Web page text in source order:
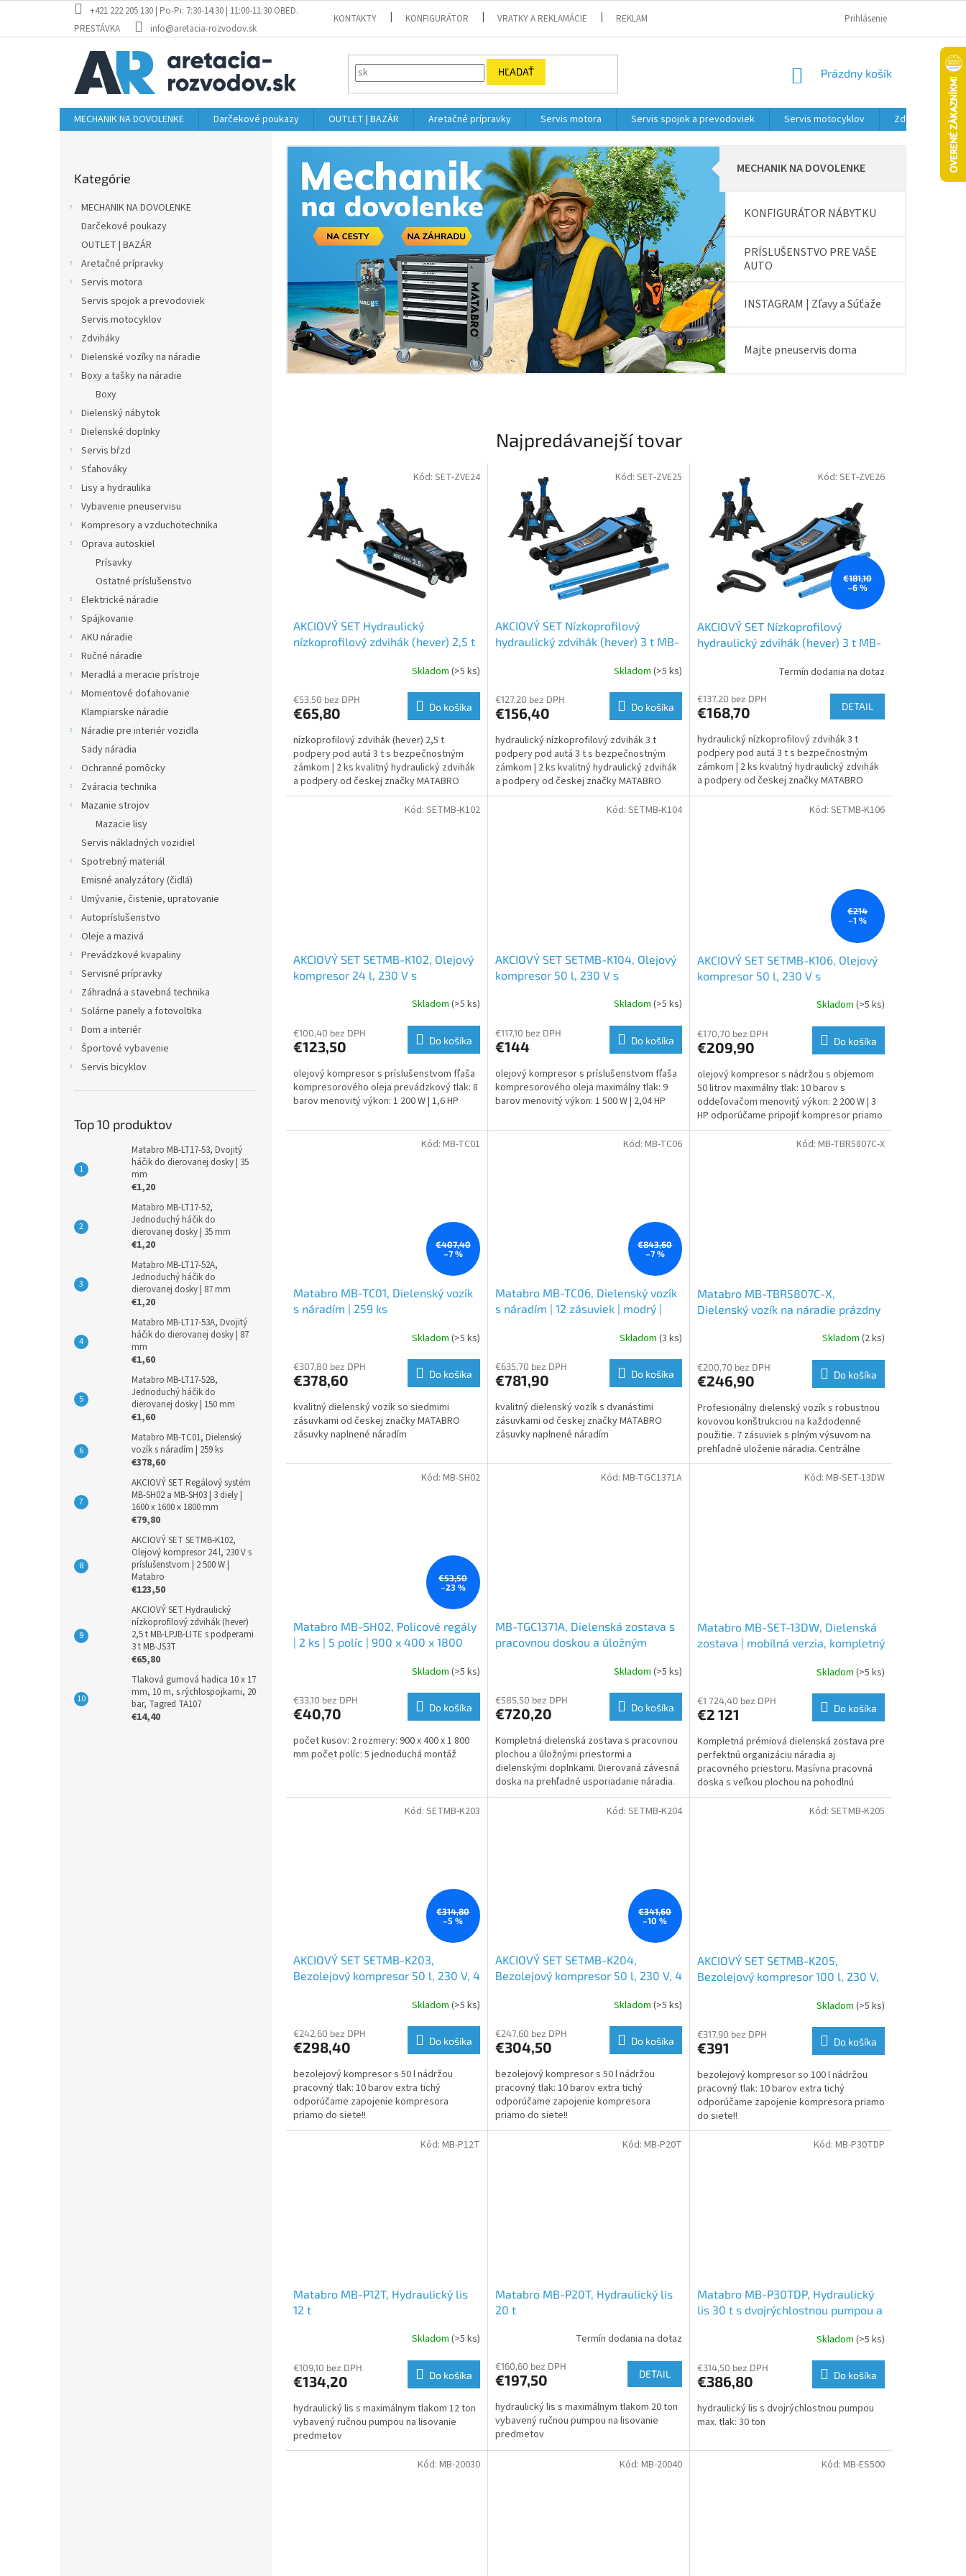
obsah
+421 222 205 130 | Po-Pi: 7:30-14:30 | 11:00-11:30 OBED.
PRESTÁVKA
info@aretacia-rozvodov.sk
KONTAKTY KONFIGURÁTOR VRATKY A REKLAMÁCIE REKLAMAČNÝ PORIADOK A PODMIENKY OBCHODNÉ PODMIENKY
Prihlásenie
HĽADAŤ
NÁKUPNÝ
Prázdny košík
MECHANIK NA DOVOLENKE Darčekové poukazy OUTLET | BAZÁR Aretačné prípravky Servis motora Servis spojok a prevodoviek Servis motocyklov Zdviháky
kategórie
Kategórie
MECHANIK NA DOVOLENKE
Darčekové poukazy
OUTLET | BAZÁR
Aretačné prípravky
Servis motora
Servis spojok a prevodoviek
Servis motocyklov
Zdviháky
Dielenské vozíky na náradie
Boxy a tašky na náradie
Boxy
Dielenský nábytok
Dielenské doplnky
Servis bŕzd
Sťahováky
Lisy a hydraulika
Vybavenie pneuservisu
Kompresory a vzduchotechnika
Oprava autoskiel
Prísavky
Ostatné príslušenstvo
Elektrické náradie
Spájkovanie
AKU náradie
Ručné náradie
Meradlá a meracie prístroje
Momentové doťahovanie
Klampiarske náradie
Náradie pre interiér vozidla
Sady náradia
Ochranné pomôcky
Zváracia technika
Mazanie strojov
Mazacie lisy
Servis nákladných vozidiel
Spotrebný materiál
Emisné analyzátory (čidlá)
Umývanie, čistenie, upratovanie
Autopríslušenstvo
Oleje a mazivá
Prevádzkové kvapaliny
Servisné prípravky
Záhradná a stavebná technika
Solárne panely a fotovoltika
Dom a interiér
Športové vybavenie
Servis bicyklov
Top 10 produktov
Matabro MB-LT17-53, Dvojitý
háčik do dierovanej dosky | 35
mm
€1,20
Matabro MB-LT17-52,
Jednoduchý háčik do
dierovanej dosky | 35 mm
€1,20
Matabro MB-LT17-52A,
Jednoduchý háčik do
dierovanej dosky | 87 mm
€1,20
Matabro MB-LT17-53A, Dvojitý
háčik do dierovanej dosky | 87
mm
€1,60
Matabro MB-LT17-52B,
Jednoduchý háčik do
dierovanej dosky | 150 mm
€1,60
Matabro MB-TC01, Dielenský
vozík s náradím | 259 ks
€378,60
AKCIOVÝ SET Regálový systém
MB-SH02 a MB-SH03 | 3 diely |
1600 x 1600 x 1800 mm
€79,80
AKCIOVÝ SET SETMB-K102,
Olejový kompresor 24 l, 230 V s
príslušenstvom | 2 500 W |
Matabro
€123,50
AKCIOVÝ SET Hydraulický
nízkoprofilový zdvihák (hever)
2,5 t MB-LPJB-LITE s podperami
3 t MB-JS3T
€65,80
Tlaková gumová hadica 10 x 17
mm, 10 m, s rýchlospojkami, 20
bar, Tagred TA107
€14,40
MECHANIK NA DOVOLENKE
KONFIGURÁTOR NÁBYTKU
PRÍSLUŠENSTVO PRE VAŠE
AUTO
INSTAGRAM | Zľavy a Súťaže
Majte pneuservis doma
Najpredávanejší tovar
AKCIOVÝ SET Hydraulický
nízkoprofilový zdvihák (hever) 2,5 t
Skladom (>5 ks)
€53,50 bez DPH
€65,80 Do košíka
nízkoprofilový zdvihák (hever) 2,5 t
podpery pod autá 3 t s bezpečnostným
zámkom | 2 ks kvalitný hydraulický zdvihák
a podpery od českej značky MATABRO
Kód: SET-ZVE24
AKCIOVÝ SET Nízkoprofilový
hydraulický zdvihák (hever) 3 t MB-
Skladom (>5 ks)
€127,20 bez DPH
€156,40 Do košíka
hydraulický nízkoprofilový zdvihák 3 t
podpery pod autá 3 t s bezpečnostným
zámkom | 2 ks kvalitný hydraulický zdvihák
a podpery od českej značky MATABRO
Kód: SET-ZVE25
€181,10
–6 %
AKCIOVÝ SET Nízkoprofilový
hydraulický zdvihák (hever) 3 t MB-
Termín dodania na dotaz
€137,20 bez DPH
€168,70 DETAIL
hydraulický nízkoprofilový zdvihák 3 t
podpery pod autá 3 t s bezpečnostným
zámkom | 2 ks kvalitný hydraulický zdvihák
a podpery od českej značky MATABRO
Kód: SET-ZVE26
AKCIOVÝ SET SETMB-K102, Olejový
kompresor 24 l, 230 V s
Skladom (>5 ks)
€100,40 bez DPH
€123,50 Do košíka
olejový kompresor s príslušenstvom fľaša
kompresorového oleja prevádzkový tlak: 8
barov menovitý výkon: 1 200 W | 1,6 HP
Kód: SETMB-K102
AKCIOVÝ SET SETMB-K104, Olejový
kompresor 50 l, 230 V s
Skladom (>5 ks)
€117,10 bez DPH
€144 Do košíka
olejový kompresor s príslušenstvom fľaša
kompresorového oleja maximálny tlak: 9
barov menovitý výkon: 1 500 W | 2,04 HP
Kód: SETMB-K104
€214
–1 %
AKCIOVÝ SET SETMB-K106, Olejový
kompresor 50 l, 230 V s
Skladom (>5 ks)
€170,70 bez DPH
€209,90 Do košíka
olejový kompresor s nádržou s objemom
50 litrov maximálny tlak: 10 barov s
oddeľovačom menovitý výkon: 2 200 W | 3
HP odporúčame pripojiť kompresor priamo
k elektrickej...
Kód: SETMB-K106
€407,40
–7 %
Matabro MB-TC01, Dielenský vozík
s náradím | 259 ks
Skladom (>5 ks)
€307,80 bez DPH
€378,60 Do košíka
kvalitný dielenský vozík so siedmimi
zásuvkami od českej značky MATABRO
zásuvky naplnené náradím
Kód: MB-TC01
€843,60
–7 %
Matabro MB-TC06, Dielenský vozík
s náradím | 12 zásuviek | modrý |
Skladom (3 ks)
€635,70 bez DPH
€781,90 Do košíka
kvalitný dielenský vozík s dvanástimi
zásuvkami od českej značky MATABRO
zásuvky naplnené náradím
Kód: MB-TC06
Matabro MB-TBR5807C-X,
Dielenský vozík na náradie prázdny
Skladom (2 ks)
€200,70 bez DPH
€246,90 Do košíka
Profesionálny dielenský vozík s robustnou
kovovou konštrukciou na každodenné
použitie. 7 zásuviek s plným výsuvom na
prehľadné uloženie náradia. Centrálne
zamykanie zaisťuje...
Kód: MB-TBR5807C-X
€53,50
–23 %
Matabro MB-SH02, Policové regály
| 2 ks | 5 políc | 900 x 400 x 1800
Skladom (>5 ks)
€33,10 bez DPH
€40,70 Do košíka
počet kusov: 2 rozmery: 900 x 400 x 1 800
mm počet políc: 5 jednoduchá montáž
Kód: MB-SH02
MB-TGC1371A, Dielenská zostava s
pracovnou doskou a úložným
Skladom (>5 ks)
€585,50 bez DPH
€720,20 Do košíka
Kompletná dielenská zostava s pracovnou
plochou a úložnými priestormi a
dielenskými doplnkami. Dierovaná závesná
doska na prehľadné usporiadanie náradia.
Viac zásuviek a skríň...
Kód: MB-TGC1371A
Matabro MB-SET-13DW, Dielenská
zostava | mobilná verzia, kompletný
Skladom (>5 ks)
€1 724,40 bez DPH
€2 121 Do košíka
Kompletná prémiová dielenská zostava pre
perfektnú organizáciu náradia aj
pracovného priestoru. Masívna pracovná
doska s veľkou plochou na pohodlnú
každodennú prácu. Tlmené...
Kód: MB-SET-13DW
€314,80
–5 %
AKCIOVÝ SET SETMB-K203,
Bezolejový kompresor 50 l, 230 V, 4
Skladom (>5 ks)
€242,60 bez DPH
€298,40 Do košíka
bezolejový kompresor s 50 l nádržou
pracovný tlak: 10 barov extra tichý
odporúčame zapojenie kompresora
priamo do siete!!
Kód: SETMB-K203
€341,60
–10 %
AKCIOVÝ SET SETMB-K204,
Bezolejový kompresor 50 l, 230 V, 4
Skladom (>5 ks)
€247,60 bez DPH
€304,50 Do košíka
bezolejový kompresor s 50 l nádržou
pracovný tlak: 10 barov extra tichý
odporúčame zapojenie kompresora
priamo do siete!!
Kód: SETMB-K204
AKCIOVÝ SET SETMB-K205,
Bezolejový kompresor 100 l, 230 V,
Skladom (>5 ks)
€317,90 bez DPH
€391 Do košíka
bezolejový kompresor so 100 l nádržou
pracovný tlak: 10 barov extra tichý
odporúčame zapojenie kompresora priamo
do siete!!
Kód: SETMB-K205
Matabro MB-P12T, Hydraulický lis
12 t
Skladom (>5 ks)
€109,10 bez DPH
€134,20 Do košíka
hydraulický lis s maximálnym tlakom 12 ton
vybavený ručnou pumpou na lisovanie
predmetov
Kód: MB-P12T
Matabro MB-P20T, Hydraulický lis
20 t
Termín dodania na dotaz
€160,60 bez DPH
€197,50 DETAIL
hydraulický lis s maximálnym tlakom 20 ton
vybavený ručnou pumpou na lisovanie
predmetov
Kód: MB-P20T
Matabro MB-P30TDP, Hydraulický
lis 30 t s dvojrýchlostnou pumpou a
Skladom (>5 ks)
€314,50 bez DPH
€386,80 Do košíka
hydraulický lis s dvojrýchlostnou pumpou
max. tlak: 30 ton
Kód: MB-P30TDP
Kód: MB-20030 Kód: MB-20040 Kód: MB-ES500